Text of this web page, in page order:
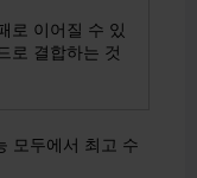
로 이어질 수 있
로 결합하는 것
모두에서 최고 수